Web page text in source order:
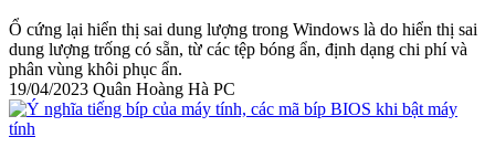
Ổ cứng lại hiển thị sai dung lượng trong Windows là do hiển thị sai
dung lượng trống có sẵn, từ các tệp bóng ẩn, định dạng chi phí và
phân vùng khôi phục ẩn.
19/04/2023 Quân Hoàng Hà PC